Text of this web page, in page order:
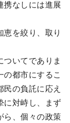
携なしには進展
を絞り、取り
いてでありま
都市にするこ
の負託に応え
に対峙し、まず
ら、個々の政策